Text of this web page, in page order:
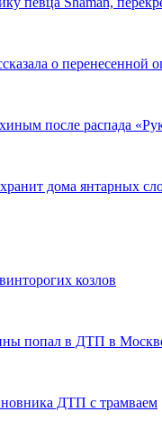
о перенесенной
после распада
дома янтарных
козлов
попал в ДТП в
ДТП с трамваем